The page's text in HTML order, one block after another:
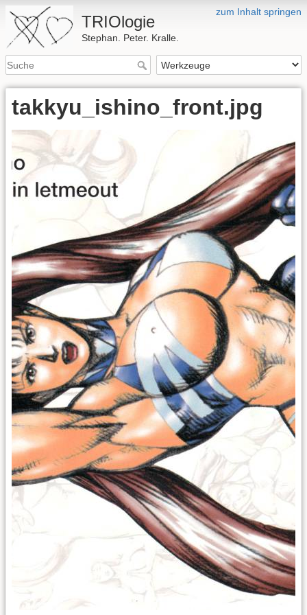
zum Inhalt springen
TRIOlogie
Stephan. Peter. Kralle.
takkyu_ishino_front.jpg